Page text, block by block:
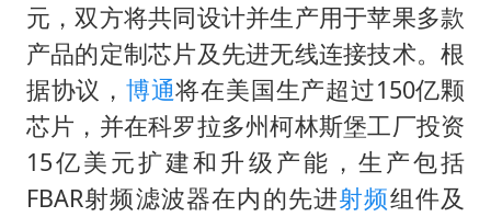
胡彦斌获《歌手2026》歌王
名创优品回应女子吐槽内裤质量差
秋天的第一杯奶茶到底有多火
38岁演员求职万岁山NPC成功
国防部：中国军队坚决反制任何闹海挑衅图谋
元，双方将共同设计并生产用于苹果多款
产品的定制芯片及先进无线连接技术。根
据协议， 博通将在美国生产超过150亿颗
芯片，并在科罗拉多州柯林斯堡工厂投资
15亿美元扩建和升级产能，生产包括
FBAR射频滤波器在内的先进射频组件及